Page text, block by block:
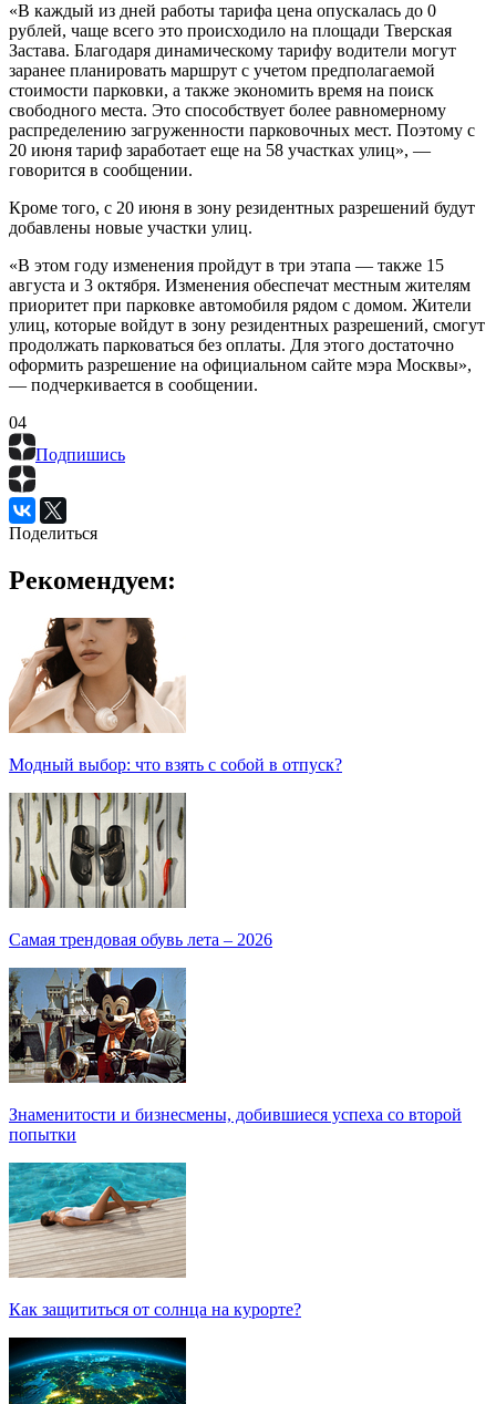
«В каждый из дней работы тарифа цена опускалась до 0
рублей, чаще всего это происходило на площади Тверская
Застава. Благодаря динамическому тарифу водители могут
заранее планировать маршрут с учетом предполагаемой
стоимости парковки, а также экономить время на поиск
свободного места. Это способствует более равномерному
распределению загруженности парковочных мест. Поэтому с
20 июня тариф заработает еще на 58 участках улиц», —
говорится в сообщении.
Кроме того, с 20 июня в зону резидентных разрешений будут
добавлены новые участки улиц.
«В этом году изменения пройдут в три этапа — также 15
августа и 3 октября. Изменения обеспечат местным жителям
приоритет при парковке автомобиля рядом с домом. Жители
улиц, которые войдут в зону резидентных разрешений, смогут
продолжать парковаться без оплаты. Для этого достаточно
оформить разрешение на официальном сайте мэра Москвы»,
— подчеркивается в сообщении.
04
Подпишись
Поделиться
Рекомендуем:
Модный выбор: что взять с собой в отпуск?
Самая трендовая обувь лета – 2026
Знаменитости и бизнесмены, добившиеся успеха со второй
попытки
Как защититься от солнца на курорте?